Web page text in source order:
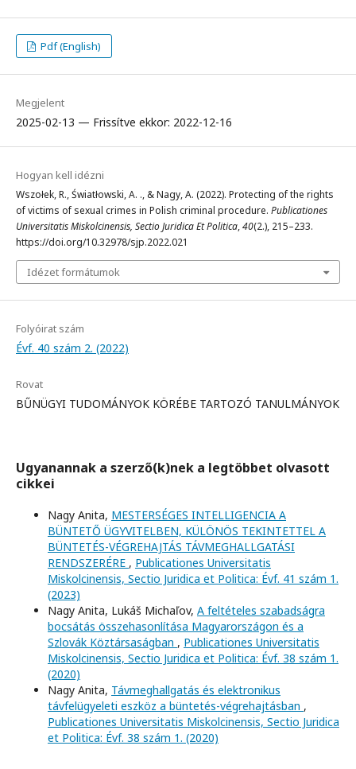
Pdf (English)
Megjelent
2025-02-13 — Frissítve ekkor: 2022-12-16
Hogyan kell idézni
Wszołek, R., Światłowski, A. ., & Nagy, A. (2022). Protecting of the rights
of victims of sexual crimes in Polish criminal procedure. Publicationes
Universitatis Miskolcinensis, Sectio Juridica Et Politica,40(2.), 215–233.
https://doi.org/10.32978/sjp.2022.021
Idézet formátumok
Folyóirat szám
Évf. 40 szám 2. (2022)
Rovat
BŰNÜGYI TUDOMÁNYOK KÖRÉBE TARTOZÓ TANULMÁNYOK
Ugyanannak a szerző(k)nek a legtöbbet olvasott
cikkei
Nagy Anita, MESTERSÉGES INTELLIGENCIA A
BÜNTETŐ ÜGYVITELBEN, KÜLÖNÖS TEKINTETTEL A
BÜNTETÉS-VÉGREHAJTÁS TÁVMEGHALLGATÁSI
RENDSZERÉRE , Publicationes Universitatis
Miskolcinensis, Sectio Juridica et Politica: Évf. 41 szám 1.
(2023)
Nagy Anita, Lukáš Michaľov, A feltételes szabadságra
bocsátás összehasonlítása Magyarországon és a
Szlovák Köztársaságban , Publicationes Universitatis
Miskolcinensis, Sectio Juridica et Politica: Évf. 38 szám 1.
(2020)
Nagy Anita, Távmeghallgatás és elektronikus
távfelügyeleti eszköz a büntetés-végrehajtásban ,
Publicationes Universitatis Miskolcinensis, Sectio Juridica
et Politica: Évf. 38 szám 1. (2020)